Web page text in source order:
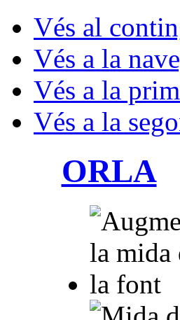
Vés al
Vés a la
Vés a la
Vés a la
ORLA